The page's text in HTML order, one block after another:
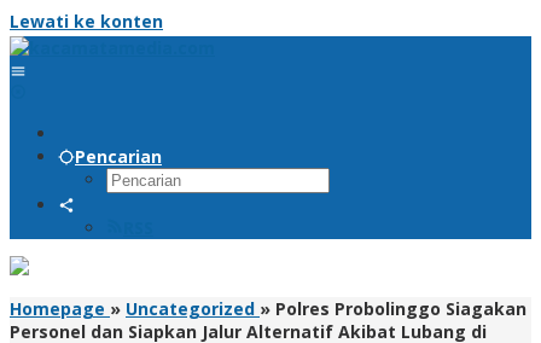
Lewati ke konten
Pencarian
Homepage » Uncategorized » Polres Probolinggo Siagakan
Personel dan Siapkan Jalur Alternatif Akibat Lubang di